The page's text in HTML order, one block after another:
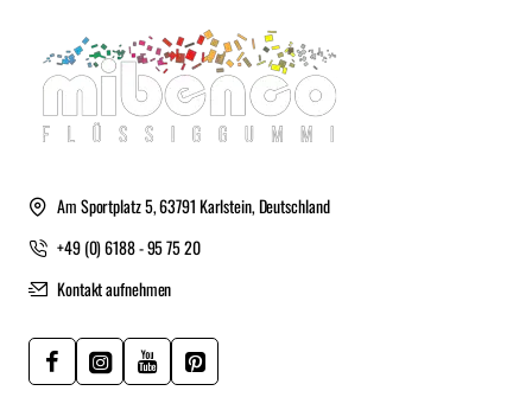
Am Sportplatz 5, 63791 Karlstein, Deutschland
+49 (0) 6188 - 95 75 20
Kontakt aufnehmen